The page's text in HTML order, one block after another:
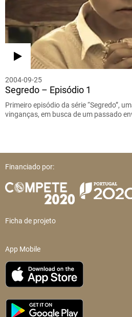
2004-09-25
Segredo – Episódio 1
Primeiro episódio da série “Segredo”,
vinganças, em busca de um passado
Financiado por:
Ficha de projeto
App Mobile